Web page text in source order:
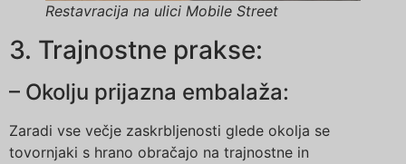
Restavracija na ulici Mobile Street
3. Trajnostne prakse:
– Okolju prijazna embalaža:
Zaradi vse večje zaskrbljenosti glede okolja se
tovornjaki s hrano obračajo na trajnostne in